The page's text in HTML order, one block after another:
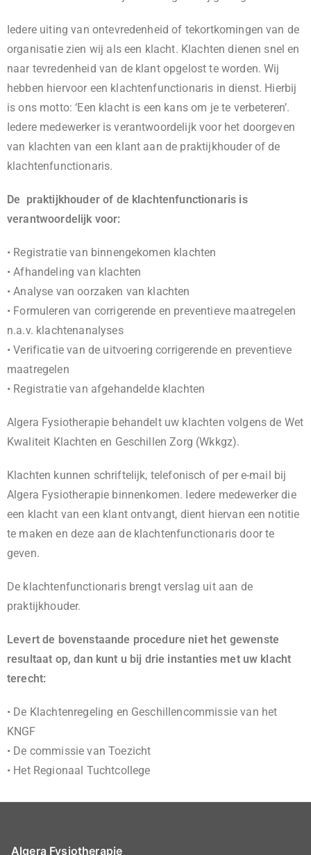
Iedere uiting van ontevredenheid of tekortkomingen van de
organisatie zien wij als een klacht. Klachten dienen snel en
naar tevredenheid van de klant opgelost te worden. Wij
hebben hiervoor een klachtenfunctionaris in dienst. Hierbij
is ons motto: ‘Een klacht is een kans om je te verbeteren’.
Iedere medewerker is verantwoordelijk voor het doorgeven
van klachten van een klant aan de praktijkhouder of de
klachtenfunctionaris.
De praktijkhouder of de klachtenfunctionaris is
verantwoordelijk voor:
• Registratie van binnengekomen klachten
• Afhandeling van klachten
• Analyse van oorzaken van klachten
• Formuleren van corrigerende en preventieve maatregelen
n.a.v. klachtenanalyses
• Verificatie van de uitvoering corrigerende en preventieve
maatregelen
• Registratie van afgehandelde klachten
Algera Fysiotherapie behandelt uw klachten volgens de Wet
Kwaliteit Klachten en Geschillen Zorg (Wkkgz).
Klachten kunnen schriftelijk, telefonisch of per e-mail bij
Algera Fysiotherapie binnenkomen. Iedere medewerker die
een klacht van een klant ontvangt, dient hiervan een notitie
te maken en deze aan de klachtenfunctionaris door te
geven.
De klachtenfunctionaris brengt verslag uit aan de
praktijkhouder.
Levert de bovenstaande procedure niet het gewenste
resultaat op, dan kunt u bij drie instanties met uw klacht
terecht:
• De Klachtenregeling en Geschillencommissie van het
KNGF
• De commissie van Toezicht
• Het Regionaal Tuchtcollege
Algera Fysiotherapie